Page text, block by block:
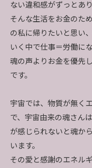
ない違和感がずっとあり
そんな生活をお金のた
の私に帰りたいと思い
いく中で仕事＝労働に
魂の声よりお金を優先
です。
宇宙では、物質が無く
で、宇宙由来の魂さん
が感じられないと魂か
います。
その愛と感謝のエネル